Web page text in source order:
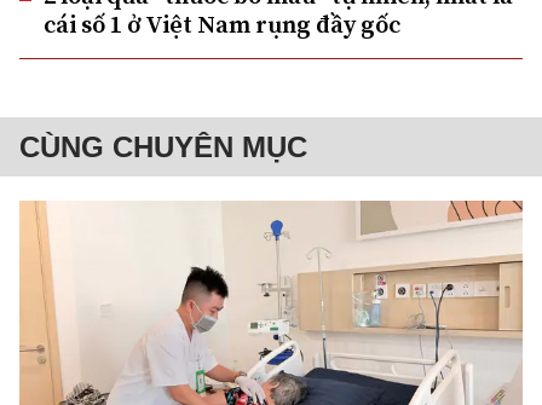
cái số 1 ở Việt Nam rụng đầy gốc
CÙNG CHUYÊN MỤC